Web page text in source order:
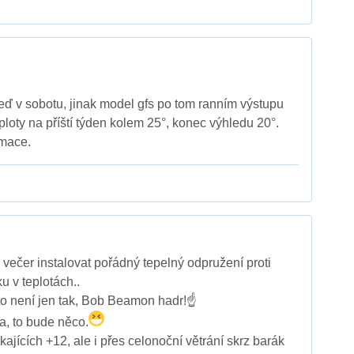
v sobotu, jinak model gfs po tom ranním výstupu
na příští týden kolem 25°, konec výhledu 20°.
instalovat pořádný tepelný odpružení proti
v teplotách..
není jen tak, Bob Beamon hadr!☝️
to bude něco.
+12, ale i přes celonoční větrání skrz barák